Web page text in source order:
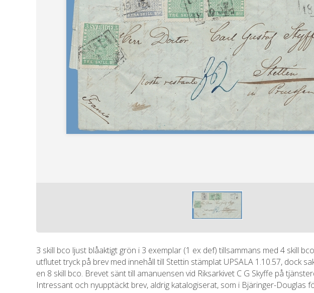
3 skill bco ljust blåaktigt grön i 3 exemplar (1 ex def) tillsammans med 4 skill
utflutet tryck på brev med innehåll till Stettin stämplat UPSALA 1.10.57, dock
en 8 skill bco. Brevet sänt till amanuensen vid Riksarkivet C G Skyffe på
Intressant och nyupptäckt brev, aldrig katalogiserat, som i Bjäringer-Douglas